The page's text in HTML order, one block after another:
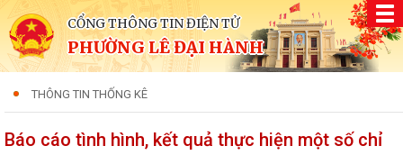
CỔNG THÔNG TIN ĐIỆN TỬ
PHƯỜNG LÊ ĐẠI HÀNH
THÔNG TIN THỐNG KÊ
Báo cáo tình hình, kết quả thực hiện một số chỉ